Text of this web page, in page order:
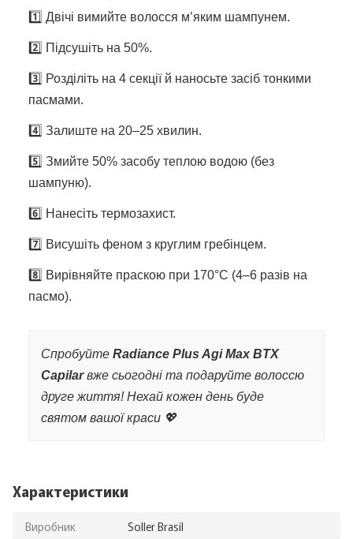
1️⃣ Двічі вимийте волосся м’яким шампунем.
2️⃣ Підсушіть на 50%.
3️⃣ Розділіть на 4 секції й наносьте засіб тонкими
пасмами.
4️⃣ Залиште на 20–25 хвилин.
5️⃣ Змийте 50% засобу теплою водою (без
шампуню).
6️⃣ Нанесіть термозахист.
7️⃣ Висушіть феном з круглим гребінцем.
8️⃣ Вирівняйте праскою при 170°C (4–6 разів на
пасмо).
Спробуйте Radiance Plus Agi Max BTX
Capilarвже сьогодні та подаруйте волоссю
друге життя! Нехай кожен день буде
святом вашої краси 💖
Характеристики
Виробник
Soller Brasil